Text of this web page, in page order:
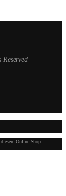
Online-Shop.